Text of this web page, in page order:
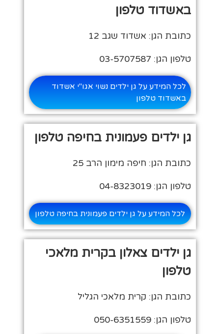
באשדוד טלפון
כתובת הגן: אשדוד שגב 12
טלפון הגן: 03-5707587
לכל המידע על גן ילדים נשוי אגו"י אשדוד
באשדוד טלפון
גן ילדים פעמונית בחיפה טלפון
כתובת הגן: חיפה מימון הרב 25
טלפון הגן: 04-8323019
לכל המידע על גן ילדים פעמונית בחיפה טלפון
גן ילדים צאלון בקרית מלאכי
טלפון
כתובת הגן: קרית מלאכי הגליל
טלפון הגן: 050-6351559